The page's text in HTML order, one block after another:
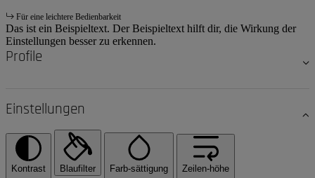
Für eine leichtere Bedienbarkeit
Das ist ein Beispieltext. Der Beispieltext hilft dir, die Wirkung der
Einstellungen besser zu erkennen.
Profile
Einstellungen
Kontrast Blaufilter Farb-sättigung Zeilen-höhe